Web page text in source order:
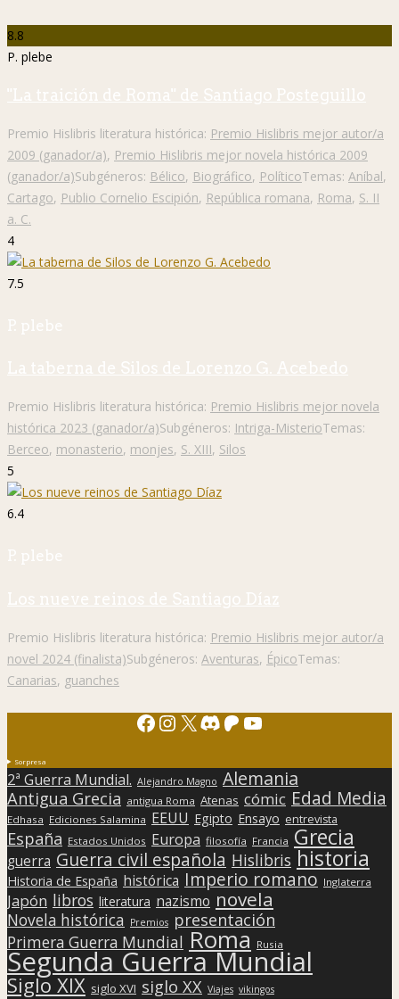
8.8
P. plebe
"La traición de Roma" de Santiago Posteguillo
Premio Hislibris literatura histórica: Premio Hislibris mejor autor/a
2009 (ganador/a), Premio Hislibris mejor novela histórica 2009
(ganador/a)Subgéneros: Bélico, Biográfico, PolíticoTemas: Aníbal,
Cartago, Publio Cornelio Escipión, República romana, Roma, S. II
a. C.
4
7.5
P. plebe
La taberna de Silos de Lorenzo G. Acebedo
Premio Hislibris literatura histórica: Premio Hislibris mejor novela
histórica 2023 (ganador/a)Subgéneros: Intriga-MisterioTemas:
Berceo, monasterio, monjes, S. XIII, Silos
5
6.4
P. plebe
Los nueve reinos de Santiago Díaz
Premio Hislibris literatura histórica: Premio Hislibris mejor autor/a
novel 2024 (finalista)Subgéneros: Aventuras, ÉpicoTemas:
Canarias, guanches
Facebook
Instagram
X Discord
Patreon
YouTube
Sorpresa
2ª Guerra Mundial. Alejandro Magno Alemania
Antigua Grecia antigua Roma Atenas cómic Edad Media
Edhasa Ediciones Salamina EEUU Egipto Ensayo entrevista
España Estados Unidos Europa filosofía Francia Grecia
guerra Guerra civil española Hislibris historia
Historia de España histórica Imperio romano Inglaterra
Japón libros literatura nazismo novela
Novela histórica Premios presentación
Primera Guerra Mundial Roma Rusia
Segunda Guerra Mundial
Siglo XIX siglo XVI siglo XX Viajes vikingos